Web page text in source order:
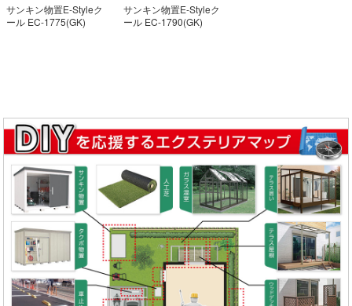
サンキン物置E-Styleク
ール EC-1775(GK)
サンキン物置E-Styleク
ール EC-1790(GK)